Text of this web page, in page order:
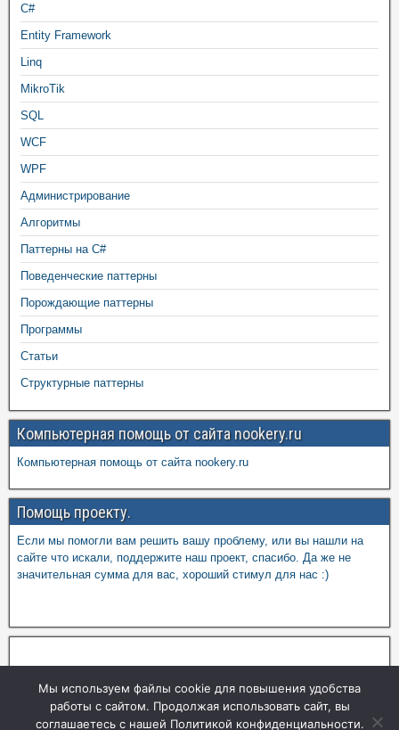
C#
Entity Framework
Linq
MikroTik
SQL
WCF
WPF
Администрирование
Алгоритмы
Паттерны на C#
Поведенческие паттерны
Порождающие паттерны
Программы
Статьи
Структурные паттерны
Компьютерная помощь от сайта nookery.ru
Компьютерная помощь от сайта nookery.ru
Помощь проекту.
Если мы помогли вам решить вашу проблему, или вы нашли на
сайте что искали, поддержите наш проект, спасибо. Да же не
значительная сумма для вас, хороший стимул для нас :)
Мы используем файлы cookie для повышения удобства
работы с сайтом. Продолжая использовать сайт, вы
соглашаетесь с нашей Политикой конфиденциальности.